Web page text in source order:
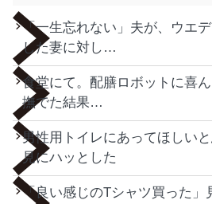
「一生忘れない」夫が、ウエ
した妻に対し…
食堂にて。配膳ロボットに喜
撫でた結果…
男性用トイレにあってほしい
見にハッとした
「良い感じのTシャツ買った